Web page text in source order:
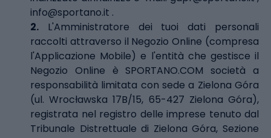
info@sportano.it .
2. L'Amministratore dei tuoi dati personali
raccolti attraverso il Negozio Online (compresa
l'Applicazione Mobile) e l'entità che gestisce il
Negozio Online è SPORTANO.COM società a
responsabilità limitata con sede a Zielona Góra
(ul. Wrocławska 17B/15, 65-427 Zielona Góra),
registrata nel registro delle imprese tenuto dal
Tribunale Distrettuale di Zielona Góra, Sezione